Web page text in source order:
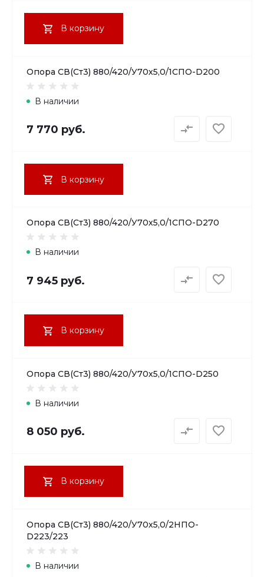
В корзину
Опора СВ(Ст3) 880/420/У70х5,0/1СПО-D200
В наличии
7 770 руб.
В корзину
Опора СВ(Ст3) 880/420/У70х5,0/1СПО-D270
В наличии
7 945 руб.
В корзину
Опора СВ(Ст3) 880/420/У70х5,0/1СПО-D250
В наличии
8 050 руб.
В корзину
Опора СВ(Ст3) 880/420/У70х5,0/2НПО-
D223/223
В наличии